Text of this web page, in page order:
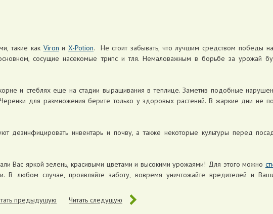
такие как Viron иX-Potion. Не стоит забывать, что лучшим средством победы
сосущие насекомые трипс и тля. Немаловажным в борьбе за урожай
и стеблях еще на стадии выращивания в теплице. Заметив подобные
для размножения берите только у здоровых растений. В жаркие дни не
дезинфицировать инвентарь и почву, а также некоторые культуры перед
яркой зелень, красивыми цветами и высокими урожаями! Для этого можно
В любом случае, проявляйте заботу, вовремя уничтожайте вредителей и
предыдущую
Читать следущую